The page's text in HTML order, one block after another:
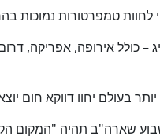
לחוות טמפרטורות נמוכות
– כולל אירופה, אפריקה,
בעולם יחוו דווקא חום
שארה"ב תהיה "המקום